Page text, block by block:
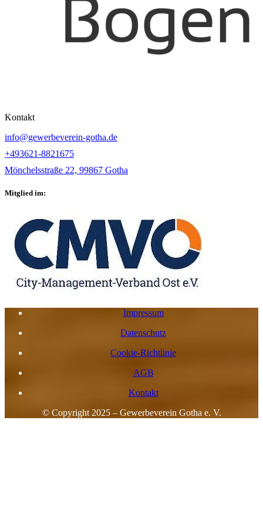
Kontakt
info@gewerbeverein-gotha.de
+493621-8821675
Mönchelsstraße 22, 99867 Gotha
Mitglied im:
Impressum
Datenschutz
Cookie-Richtlinie
AGB
Kontakt
© Copyright 2025 – Gewerbeverein Gotha e. V.